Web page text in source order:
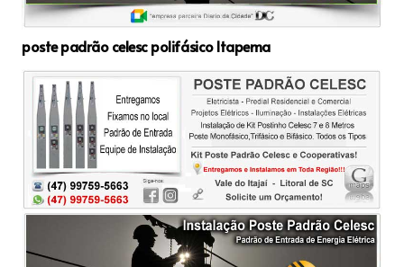
poste padrão celesc polifásico Itapema